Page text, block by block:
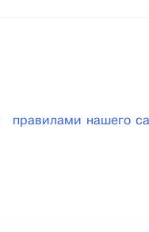
правилами нашего